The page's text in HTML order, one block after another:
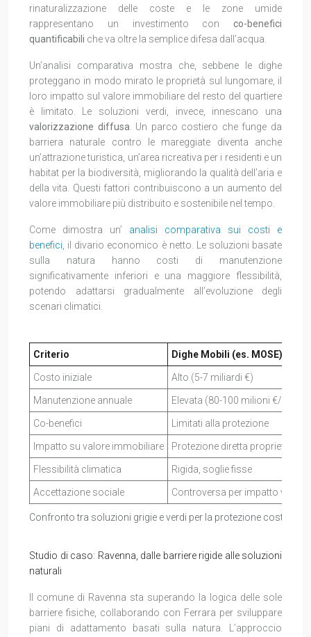
rinaturalizzazione delle coste e le zone umide
rappresentano un investimento con co-benefici
quantificabili che va oltre la semplice difesa dall’acqua.
Un’analisi comparativa mostra che, sebbene le dighe
proteggano in modo mirato le proprietà sul lungomare, il
loro impatto sul valore immobiliare del resto del quartiere
è limitato. Le soluzioni verdi, invece, innescano una
valorizzazione diffusa. Un parco costiero che funge da
barriera naturale contro le mareggiate diventa anche
un’attrazione turistica, un’area ricreativa per i residenti e un
habitat per la biodiversità, migliorando la qualità dell’aria e
della vita. Questi fattori contribuiscono a un aumento del
valore immobiliare più distribuito e sostenibile nel tempo.
Come dimostra un’ analisi comparativa sui costi e
benefici, il divario economico è netto. Le soluzioni basate
sulla natura hanno costi di manutenzione
significativamente inferiori e una maggiore flessibilità,
potendo adattarsi gradualmente all’evoluzione degli
scenari climatici.
Confronto tra soluzioni grigie e verdi per la protezione costiera
Criterio Dighe Mobili (es. MOSE)
Costo iniziale Alto (5-7 miliardi €)
Manutenzione annuale Elevata (80-100 milioni €/anno)
Co-benefici Limitati alla protezione
Impatto su valore immobiliare Protezione diretta proprietà
Flessibilità climatica Rigida, soglie fisse
Accettazione sociale Controversa per impatto visivo
Studio di caso: Ravenna, dalle barriere rigide alle soluzioni
naturali
Il comune di Ravenna sta superando la logica delle sole
barriere fisiche, collaborando con Ferrara per sviluppare
piani di adattamento basati sulla natura. L’approccio